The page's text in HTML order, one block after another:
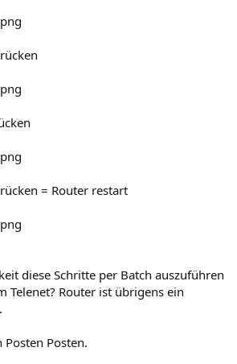
= Router restart
diese Schritte per Batch auszuführen
Telenet? Router ist übrigens ein
Posten.